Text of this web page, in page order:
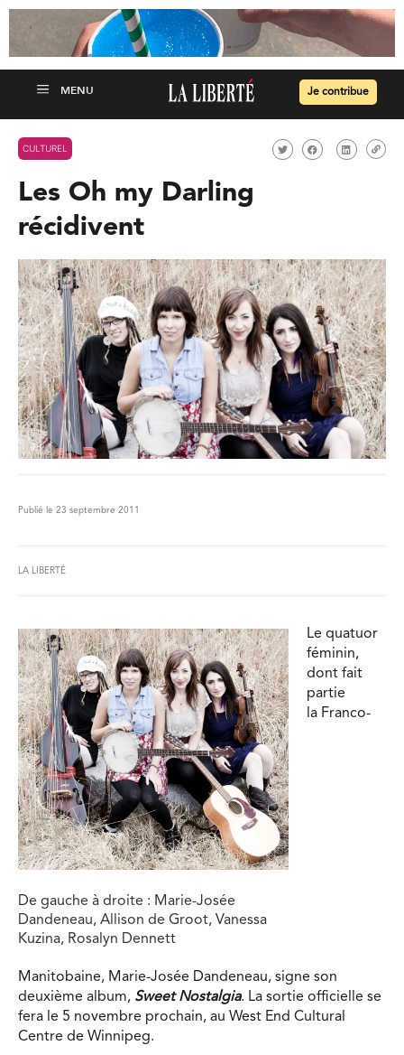
Je contribue
CULTUREL
Les Oh my Darling
récidivent
Publié le 23 septembre 2011
LA LIBERTÉ
De gauche à droite : Marie-Josée
Dandeneau, Allison de Groot, Vanessa
Kuzina, Rosalyn Dennett
Le quatuor
féminin,
dont fait
partie
la Franco-
Manitobaine, Marie-Josée Dandeneau, signe son
deuxième album, Sweet Nostalgia. La sortie officielle se
fera le 5 novembre prochain, au West End Cultural
Centre de Winnipeg.